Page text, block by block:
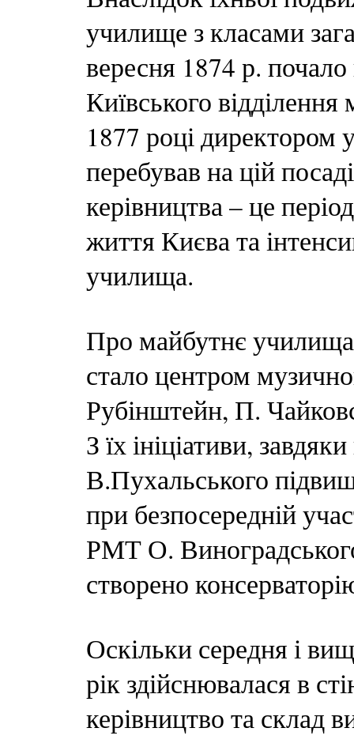
училище з класами
вересня 1874 р.
Київського
1877 році
перебував на цій
керівництва – це
життя Києва та
училища.
Про майбутнє
стало центром
Рубінштейн, П.
З їх ініціативи,
В.Пухальського
при безпосередній
РМТ О.
створено
Оскільки середня і
рік здійснювалася в
керівництво та склад